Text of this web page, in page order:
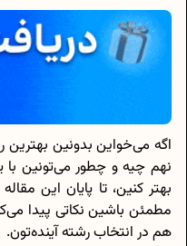
اگه می‌خواین بدونین
نهم چیه و چطور می‌تونین با
بهتر کنین، تا پایان این
مطمئن باشین نکاتی پیدا
هم در انتخاب رشته آینده‌تون.